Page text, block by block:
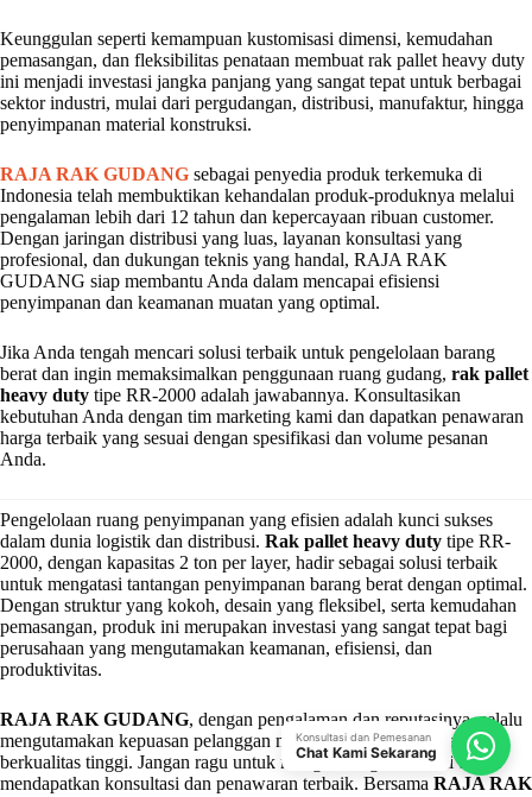
Keunggulan seperti kemampuan kustomisasi dimensi, kemudahan
pemasangan, dan fleksibilitas penataan membuat rak pallet heavy duty
ini menjadi investasi jangka panjang yang sangat tepat untuk berbagai
sektor industri, mulai dari pergudangan, distribusi, manufaktur, hingga
penyimpanan material konstruksi.
RAJA RAK GUDANG sebagai penyedia produk terkemuka di
Indonesia telah membuktikan kehandalan produk-produknya melalui
pengalaman lebih dari 12 tahun dan kepercayaan ribuan customer.
Dengan jaringan distribusi yang luas, layanan konsultasi yang
profesional, dan dukungan teknis yang handal, RAJA RAK
GUDANG siap membantu Anda dalam mencapai efisiensi
penyimpanan dan keamanan muatan yang optimal.
Jika Anda tengah mencari solusi terbaik untuk pengelolaan barang
berat dan ingin memaksimalkan penggunaan ruang gudang, rak pallet
heavy duty tipe RR-2000 adalah jawabannya. Konsultasikan
kebutuhan Anda dengan tim marketing kami dan dapatkan penawaran
harga terbaik yang sesuai dengan spesifikasi dan volume pesanan
Anda.
Pengelolaan ruang penyimpanan yang efisien adalah kunci sukses
dalam dunia logistik dan distribusi. Rak pallet heavy duty tipe RR-
2000, dengan kapasitas 2 ton per layer, hadir sebagai solusi terbaik
untuk mengatasi tantangan penyimpanan barang berat dengan optimal.
Dengan struktur yang kokoh, desain yang fleksibel, serta kemudahan
pemasangan, produk ini merupakan investasi yang sangat tepat bagi
perusahaan yang mengutamakan keamanan, efisiensi, dan
produktivitas.
RAJA RAK GUDANG, dengan pengalaman dan reputasinya, selalu
mengutamakan kepuasan pelanggan melalui produk dan layanan
berkualitas tinggi. Jangan ragu untuk menghubungi tim kami untuk
mendapatkan konsultasi dan penawaran terbaik. Bersama RAJA RAK
Konsultasi dan Pemesanan
Chat Kami Sekarang